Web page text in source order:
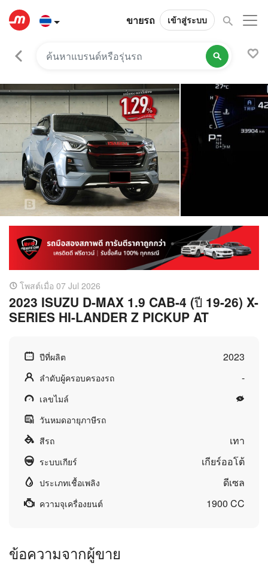
ขายรถ เข้าสู่ระบบ
โพสต์เมื่อ 07 Jul 2026
2023 ISUZU D-MAX 1.9 CAB-4 (ปี 19-26) X-
SERIES HI-LANDER Z PICKUP AT
ปีที่ผลิต 2023
ลำดับผู้ครอบครองรถ -
เลขไมล์
วันหมดอายุภาษีรถ
สีรถ
เทา
ระบบเกียร์ เกียร์ออโต้
ประเภทเชื้อเพลิง ดีเซล
ความจุเครื่องยนต์ 1900 CC
ข้อความจากผู้ขาย